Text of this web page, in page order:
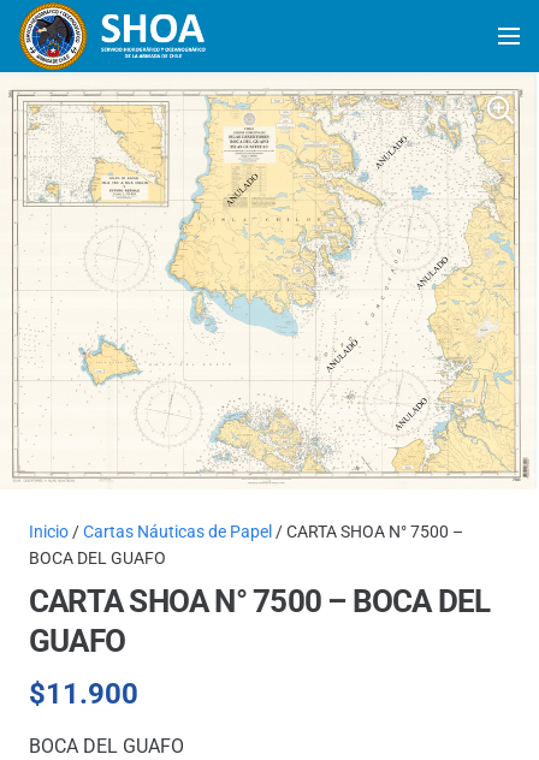
Inicio /Cartas Náuticas de Papel / CARTA SHOA N° 7500 –
BOCA DEL GUAFO
CARTA SHOA N° 7500 – BOCA DEL
GUAFO
$11.900
BOCA DEL GUAFO